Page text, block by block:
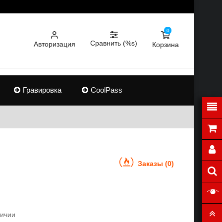
Авторизация Сравнить (%s) Корзина
0
Гравировка CoolPass
Заказы (0)